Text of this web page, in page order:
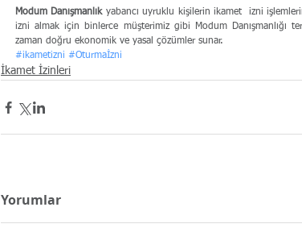
Modum Danışmanlık yabancı uyruklu kişilerin ikamet  izni
izni almak için binlerce müşterimiz gibi Modum Danışmanlığı
zaman doğru ekonomik ve yasal çözümler sunar.
#ikametizni #Oturmaİzni
İkamet İzinleri
Yorumlar